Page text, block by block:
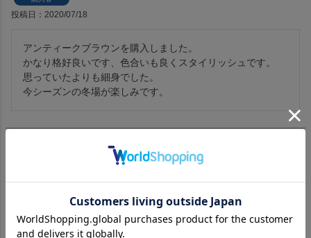
投稿日 2020/07/18
アンティークブラウンを購入しました。
かなり格好良いです、色合いも良くスタイリッシュです。
思っていたよりも細身でした。
今シーズンの冬場が楽しみです。